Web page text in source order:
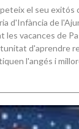
el seu
d'Infància de
les vacances de
d'aprendre
l'angés i